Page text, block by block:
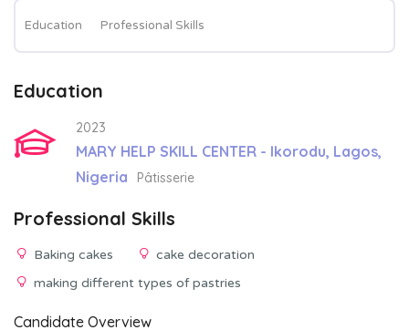
Education Professional Skills
Education
2023
MARY HELP SKILL CENTER - Ikorodu, Lagos,
Nigeria
Pâtisserie
Professional Skills
Baking cakes
cake decoration
making different types of pastries
Candidate Overview